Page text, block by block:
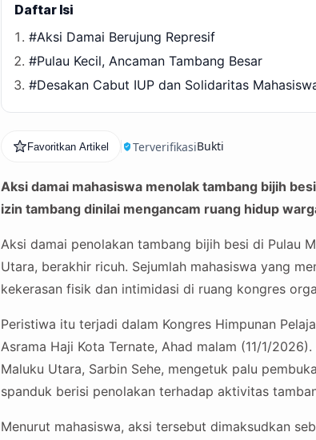
Daftar Isi
#Aksi Damai Berujung Represif
#Pulau Kecil, Ancaman Tambang Besar
#Desakan Cabut IUP dan Solidaritas
Favoritkan Artikel TerverifikasiBukti
Aksi damai mahasiswa menolak tambang bijih
izin tambang dinilai mengancam ruang hidup
Aksi damai penolakan tambang bijih besi di Pulau
Utara, berakhir ricuh. Sejumlah mahasiswa yang
kekerasan fisik dan intimidasi di ruang kongres
Peristiwa itu terjadi dalam Kongres Himpunan
Asrama Haji Kota Ternate, Ahad malam (11/1/
Maluku Utara, Sarbin Sehe, mengetuk palu
spanduk berisi penolakan terhadap aktivitas
Menurut mahasiswa, aksi tersebut dimaksudkan